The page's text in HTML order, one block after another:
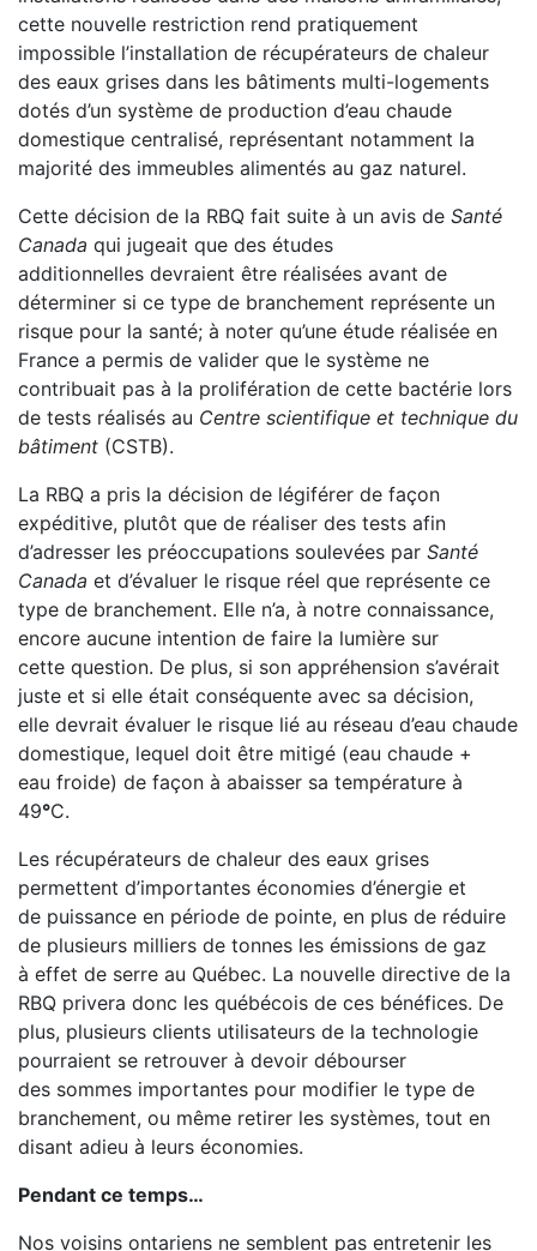
cette nouvelle restriction rend pratiquement
impossible l’installation de récupérateurs de chaleur
des eaux grises dans les bâtiments multi-logements
dotés d’un système de production d’eau chaude
domestique centralisé, représentant notamment la
majorité des immeubles alimentés au gaz naturel.
Cette décision de la RBQ fait suite à un avis de Santé
Canada qui jugeait que des études
additionnelles devraient être réalisées avant de
déterminer si ce type de branchement représente un
risque pour la santé; à noter qu’une étude réalisée en
France a permis de valider que le système ne
contribuait pas à la prolifération de cette bactérie lors
de tests réalisés au Centre scientifique et technique du
bâtiment (CSTB).
La RBQ a pris la décision de légiférer de façon
expéditive, plutôt que de réaliser des tests afin
d’adresser les préoccupations soulevées par Santé
Canada et d’évaluer le risque réel que représente ce
type de branchement. Elle n’a, à notre connaissance,
encore aucune intention de faire la lumière sur
cette question. De plus, si son appréhension s’avérait
juste et si elle était conséquente avec sa décision,
elle devrait évaluer le risque lié au réseau d’eau chaude
domestique, lequel doit être mitigé (eau chaude +
eau froide) de façon à abaisser sa température à
49°C.
Les récupérateurs de chaleur des eaux grises
permettent d’importantes économies d’énergie et
de puissance en période de pointe, en plus de réduire
de plusieurs milliers de tonnes les émissions de gaz
à effet de serre au Québec. La nouvelle directive de la
RBQ privera donc les québécois de ces bénéfices. De
plus, plusieurs clients utilisateurs de la technologie
pourraient se retrouver à devoir débourser
des sommes importantes pour modifier le type de
branchement, ou même retirer les systèmes, tout en
disant adieu à leurs économies.
Pendant ce temps…
Nos voisins ontariens ne semblent pas entretenir les